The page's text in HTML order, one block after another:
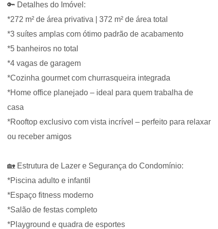
🔑 Detalhes do Imóvel:
*272 m² de área privativa | 372 m² de área total
*3 suítes amplas com ótimo padrão de acabamento
*5 banheiros no total
*4 vagas de garagem
*Cozinha gourmet com churrasqueira integrada
*Home office planejado – ideal para quem trabalha de
casa
*Rooftop exclusivo com vista incrível – perfeito para relaxar
ou receber amigos
🏡 Estrutura de Lazer e Segurança do Condomínio:
*Piscina adulto e infantil
*Espaço fitness moderno
*Salão de festas completo
*Playground e quadra de esportes